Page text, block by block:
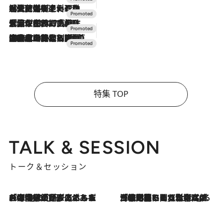
2026.7.24
【夏限定ディナーコース】旬を迎える稚鮎や花ズッキーニなどをイタリア・トスカーナの郷土料理の手法で満喫！
2026.7.17
「土佐和ハーブかき氷」がOMO7高知に登場！生姜、山椒、大葉など目にも舌にも涼を呼ぶ郷土の味
2026.7.10
NEW OPEN！【界 草津】名湯の地に誕生。趣の異なる2種の温泉と上州ならではの会席・蕎麦割烹など美食を味わう究極の癒やし旅
特集 TOP
TALK & SESSION
トーク＆セッション
2026.8.3
「今後値上げがあるとすれば…」「リスクがあるのは今年の冬」エネルギー専門家が語る、ホルムズ海峡封鎖が家庭にもたらす“ある心配” 2026.8.3
「住宅建てられない…」「サーチャージ料の高値が続いている」ホルムズ海峡封鎖による影響はいつまで続く？《エネルギー専門家に聞く“どうなる日本の暮らし”》